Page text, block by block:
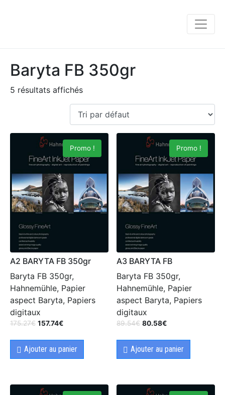
Baryta FB 350gr
5 résultats affichés
Promo !
A2 BARYTA FB 350gr
Baryta FB 350gr,
Hahnemühle, Papier
aspect Baryta, Papiers
digitaux
175.27€ 157.74€
Ajouter au panier
Promo !
A3 BARYTA FB
Baryta FB 350gr,
Hahnemühle, Papier
aspect Baryta, Papiers
digitaux
89.54€ 80.58€
Ajouter au panier